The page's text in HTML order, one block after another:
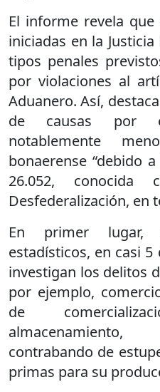
El informe revela
iniciadas en la
tipos penales
por violaciones al
Aduanero. Así,
de causas por
notablemente
bonaerense “debido
26.052,
Desfederalización, en
En primer lugar,
estadísticos, en casi 5
investigan los delitos
por ejemplo,
de
contrabando de
primas para su